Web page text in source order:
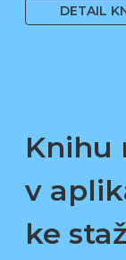
DETAIL
Knihu
v
ke